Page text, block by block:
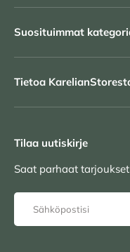
Suosituimmat
Tietoa
Tilaa uutiskirje
Saat parhaat
Sähköposti